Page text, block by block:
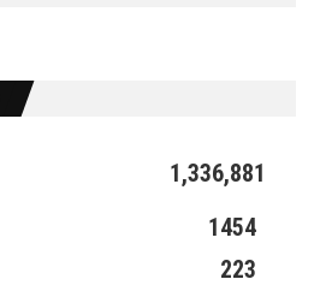
1,336,881
1454
223